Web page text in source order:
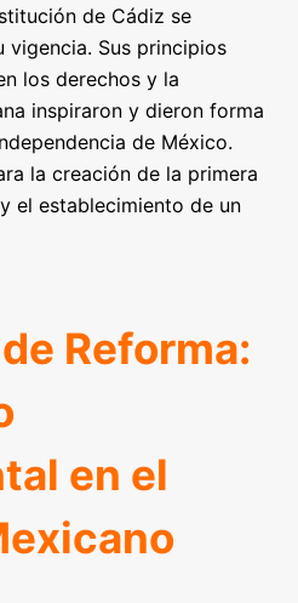
de Cádiz se
vigencia. Sus principios
los derechos y la
inspiraron y dieron forma
de México.
la creación de la primera
el establecimiento de un
Reforma:
en el